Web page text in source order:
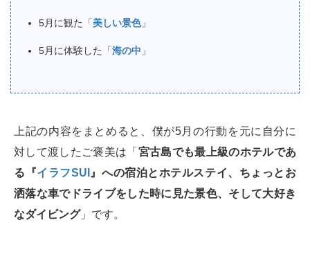
5月に観た「美しい景色」
5月に体験した「海の中 」
上記の内容をまとめると、僕が5月の行動を元に自分に
対して渡したご褒美は「 宮古島でも最上級のホテルであ
る『イラフSUI 』への宿泊とホテルステイ、ちょっとお
洒落な車でドライブをした時に見た景色、そして大好き
なダイビング」です。